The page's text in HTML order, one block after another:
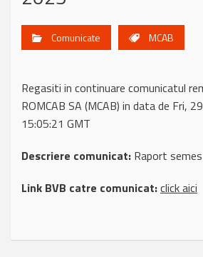
Comunicate MCAB
Regasiti in continuare comunicatul
ROMCAB SA (MCAB) in data de Fri,
15:05:21 GMT
Descriere comunicat: Raport
Link BVB catre comunicat:click aici